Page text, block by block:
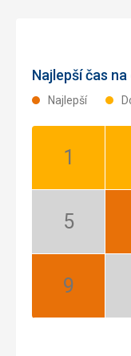
Najlepší čas
Najlepší
Január:
Máj:
September: